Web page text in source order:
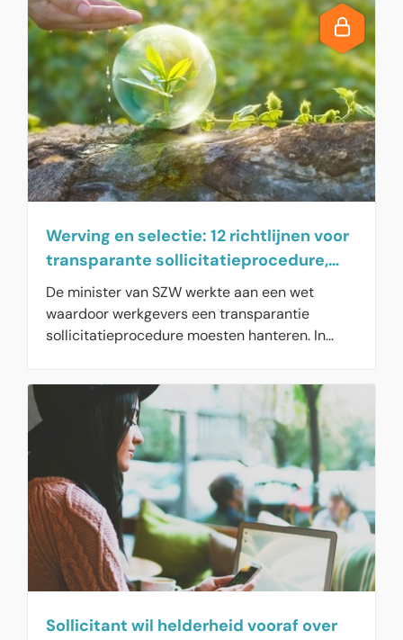
sollicitaties is dinsdagavond 26 maart
verworpen door de Eerste Kamer. Minister Van
Gennip (SZW) was de senatoren eerder nog
tegemoetgekomen door de wet af te zwakken,
maar dat heeft haar niet geholpen. Het is niet
zo dat de Eerste kamer denkt dat er helemaal
geen discriminatie bestaat bij sollicitaties,
maar de senatoren vrezen dat de wet te
belastend is voor (kleine) bedrijven.
Werving en selectie: 12 richtlijnen voor
transparante sollicitatieprocedure,
checklist
De minister van SZW werkte aan een wet
waardoor werkgevers een transparantie
sollicitatieprocedure moesten hanteren. In
inricht. De checklist is nog steeds relevant voor
uw werving- en selectieprocedure, ookal wordt
de wet niet ingevoerd.
Sollicitant wil helderheid vooraf over